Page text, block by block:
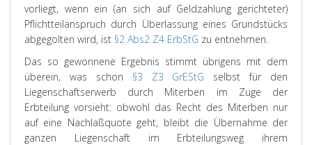
vorliegt, wenn ein (an sich auf Geldzahlung gerichteter)
Pflichtteilanspruch durch Überlassung eines Grundstücks
abgegolten wird, ist §2 Abs2 Z4 ErbStG zu entnehmen.
Das so gewonnene Ergebnis stimmt übrigens mit dem
überein, was schon §3 Z3 GrEStG selbst für den
Liegenschaftserwerb durch Miterben im Zuge der
Erbteilung vorsieht: obwohl das Recht des Miterben nur
auf eine Nachlaßquote geht, bleibt die Übernahme der
ganzen Liegenschaft im Erbteilungsweg ihrem